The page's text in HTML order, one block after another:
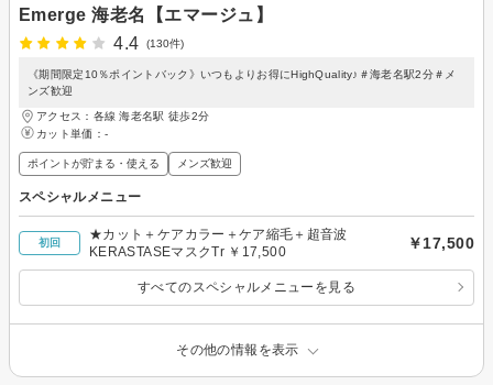
Emerge 海老名【エマージュ】
4.4
(130件)
《期間限定10％ポイントバック》いつもよりお得にHighQuality♪＃海老名駅2分＃メ
ンズ歓迎
アクセス：各線 海老名駅 徒歩2分
カット単価： -
ポイントが貯まる・使える メンズ歓迎
スペシャルメニュー
初回
★カット＋ケアカラー＋ケア縮毛＋超音波
KERASTASEマスクTr ￥17,500
￥17,500
すべてのスペシャルメニューを見る
その他の情報を表示